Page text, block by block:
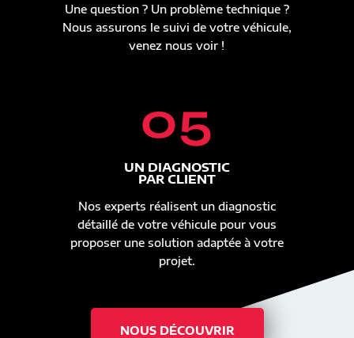
Une question ? Un problème technique ?
Nous assurons le suivi de votre véhicule,
venez nous voir !
05
UN DIAGNOSTIC
PAR CLIENT
Nos experts réalisent un diagnostic
détaillé de votre véhicule pour vous
proposer une solution adaptée à votre
projet.
NOUS DÉCOUVRIR